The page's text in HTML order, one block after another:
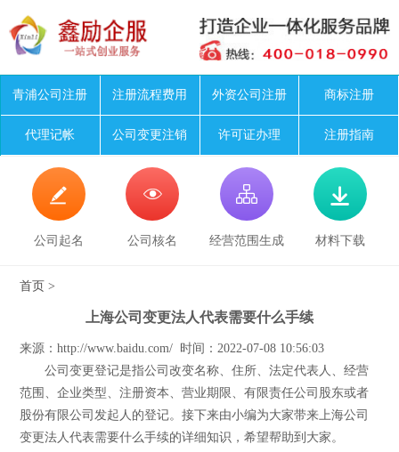
青浦公司注册 注册流程费用 外资公司注册 商标注册
代理记帐 公司变更注销 许可证办理 注册指南

公司起名

公司核名

经营范围生成

材料下载
首页 >
上海公司变更法人代表需要什么手续
来源：http://www.baidu.com/ 时间：2022-07-08 10:56:03
公司变更登记是指公司改变名称、住所、法定代表人、经营
范围、企业类型、注册资本、营业期限、有限责任公司股东或者
股份有限公司发起人的登记。接下来由小编为大家带来上海公司
变更法人代表需要什么手续的详细知识，希望帮助到大家。